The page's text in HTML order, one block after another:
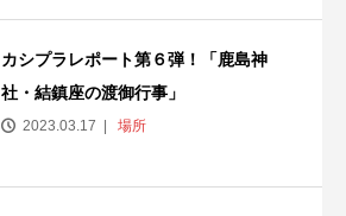
カシプラレポート第６弾！「鹿島神
社・結鎮座の渡御行事」
2023.03.17 場所